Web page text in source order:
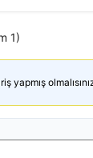
1)
yapmış